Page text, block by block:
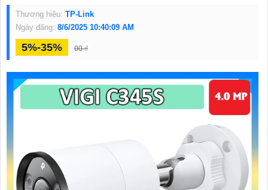
Thương hiệu: TP-Link
Ngày đăng: 8/6/2025 10:40:09 AM
5%-35% 00 ₫